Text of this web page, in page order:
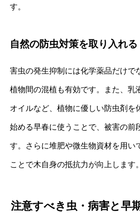
す。
自然の防虫対策を取り入れる
害虫の発生抑制には化学薬品だけで
植物間の混植も有効です。また、乳
オイルなど、植物に優しい防虫剤を
始める早春に使うことで、被害の前
す。さらに堆肥や微生物資材を用い
ことで木自身の抵抗力が向上します。
注意すべき虫・病害と早